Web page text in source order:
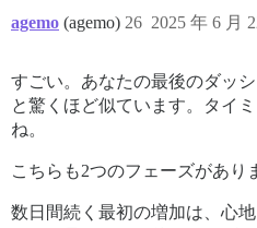
agemo (agemo) 2025 年 6 月
26
すごい。あなたの最後のダッ
と驚くほど似ています。タイ
ね。
こちらも2つのフェーズがあり
数日間続く最初の増加は、心